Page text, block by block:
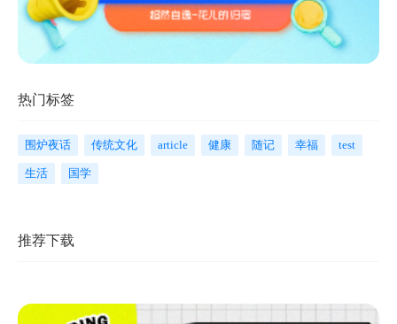
热门标签
围炉夜话 传统文化 article 健康 随记 幸福 test
生活 国学
推荐下载